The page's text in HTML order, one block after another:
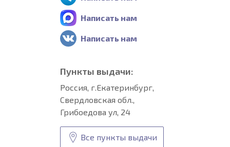
Написать нам
Написать нам
Пункты выдачи:
Россия, г.Екатеринбург,
Свердловская обл.,
Грибоедова ул, 24
Все пункты выдачи